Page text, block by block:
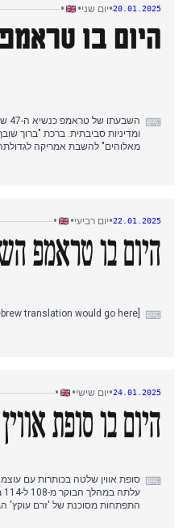
על חולים על אלונקות. היום
20.01.2025
•יום שני•
•
היום בו
⌨
ומדיניות סביבתית. ברכת "ברוך
מאלוהים" להשבת אמריקה
במקביל, תיק רציחות מחול
הפסקת האש בעזה נכנסה ליומה
מפיגועי 7 באוקטובר.
בערב, סגירת אפליקציית הכניסה
22.01.2025
•יום רביעי•
•
היום בו טראמפ
⌨
24.01.2025
•יום שישי•
•
היום בו סופת
⌨ סופת אווין שלטה בכותרות עם
התפתחות מסוכנת של 'זרם עוקץ'